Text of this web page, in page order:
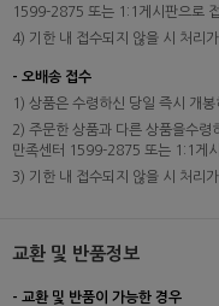
1599-2875 또는 1:1게시판으로
4) 기한 내 접수되지 않을 시 처리
- 오배송 접수
1) 상품은 수령하신 당일 즉시 개
2) 주문한 상품과 다른 상품을수령
만족센터 1599-2875 또는 1:1게
3) 기한 내 접수되지 않을 시 처리
교환 및 반품정보
- 교환 및 반품이 가능한 경우